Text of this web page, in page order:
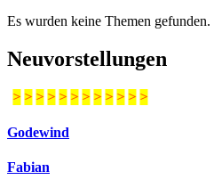
Es wurden keine Themen gefunden.
Neuvorstellungen
> > > > > > > > > > > >
Godewind
Fabian